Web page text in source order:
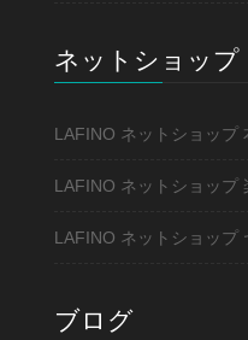
ネットショップ
LAFINO ネットショップ
LAFINO ネットショップ
LAFINO ネットショップ
ブログ